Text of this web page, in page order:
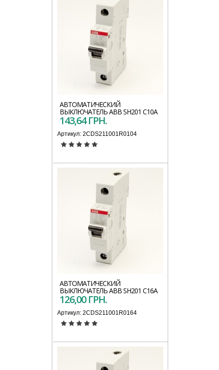
АВТОМАТИЧЕСКИЙ
ВЫКЛЮЧАТЕЛЬ АВВ SH201 C10A
143,64 ГРН.
Артикул: 2CDS211001R0104
АВТОМАТИЧЕСКИЙ
ВЫКЛЮЧАТЕЛЬ АВВ SH201 C16A
126,00 ГРН.
Артикул: 2CDS211001R0164